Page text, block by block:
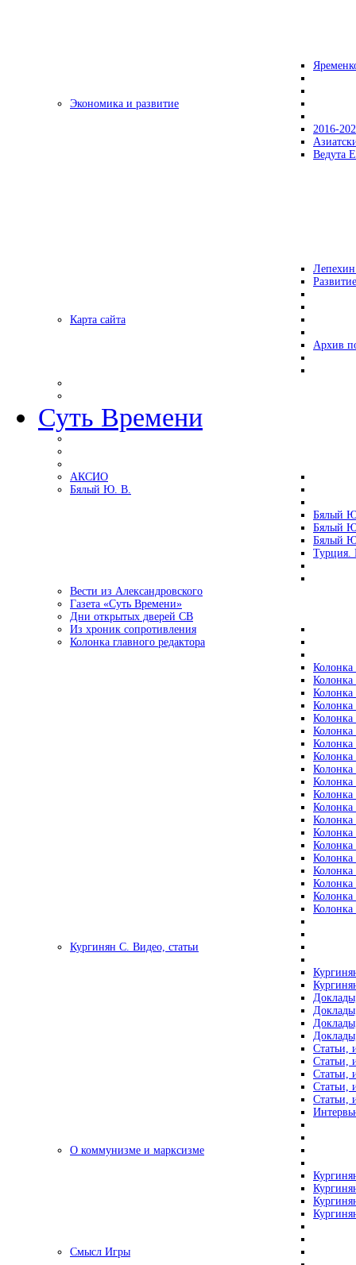
Экономика и развитие
2016-
Ведута
Карта сайта
Архив
Суть Времени
АКСИО
Бялый Ю. В.
Бялый
Бялый
Бялый
Турция.
Вести из Александровского
Газета «Суть Времени»
Дни открытых дверей СВ
Из хроник сопротивления
Колонка главного редактора
Колонка
Колонка
Колонка
Колонка
Колонка
Колонка
Колонка
Колонка
Колонка
Колонка
Колонка
Колонка
Колонка
Колонка
Колонка
Колонка
Колонка
Колонка
Колонка
Колонка
Кургинян С. Видео, статьи
Статьи,
Статьи,
Статьи,
Статьи,
Статьи,
О коммунизме и марксизме
Смысл Игры